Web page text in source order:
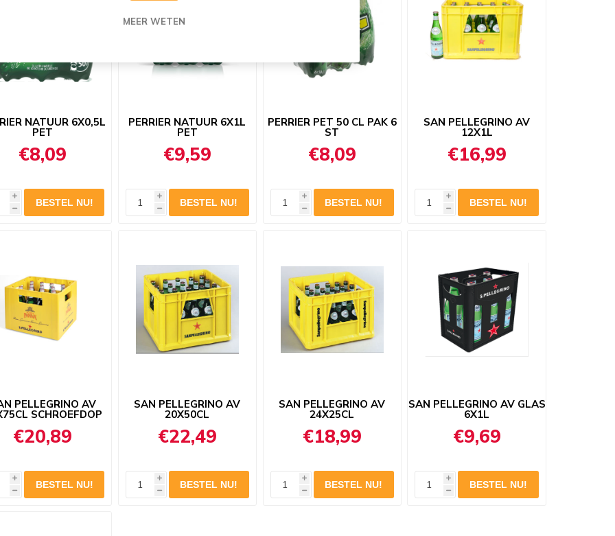
NATUUR 6X0,5L
PET
€8,09
i
h
PERRIER NATUUR 6X1L
PET
€9,59
i
h
PERRIER PET 50 CL PAK 6
ST
€8,09
i
h
SAN PELLEGRINO AV
12X1L
€16,99
i
h
PELLEGRINO AV
SCHROEFDOP
€20,89
i
h
SAN PELLEGRINO AV
20X50CL
€22,49
i
h
SAN PELLEGRINO AV
24X25CL
€18,99
i
h
SAN PELLEGRINO AV GLAS
6X1L
€9,69
i
h
MEER WETEN